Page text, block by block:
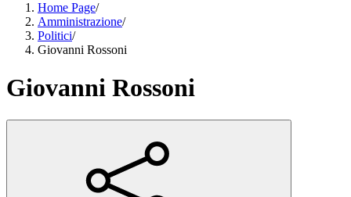
Home Page/
Amministrazione/
Politici/
Giovanni Rossoni
Giovanni Rossoni